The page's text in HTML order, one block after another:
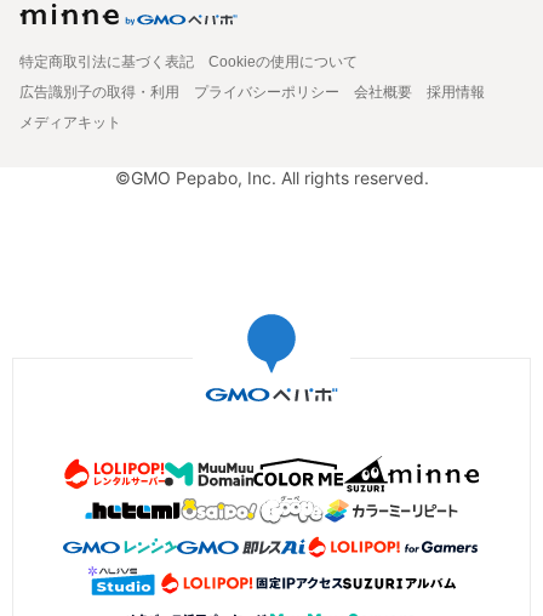
特定商取引法に基づく表記
Cookieの使用について
広告識別子の取得・利用
プライバシーポリシー 会社概要
採用情報
メディアキット
©GMO Pepabo, Inc. All rights reserved.